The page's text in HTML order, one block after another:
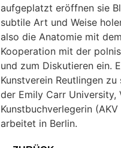
aufgeplatzt eröffnen sie
subtile Art und Weise
also die Anatomie mit
Kooperation mit der
und zum Diskutieren ein.
Kunstverein Reutlingen
der Emily Carr University,
Kunstbuchverlegerin
arbeitet in Berlin.